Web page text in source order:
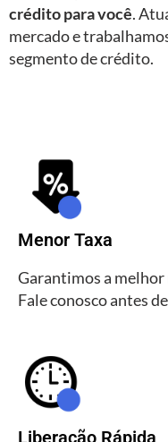
crédito para você.
mercado e
segmento de crédito.
Menor Taxa
Garantimos a melhor
Fale conosco antes